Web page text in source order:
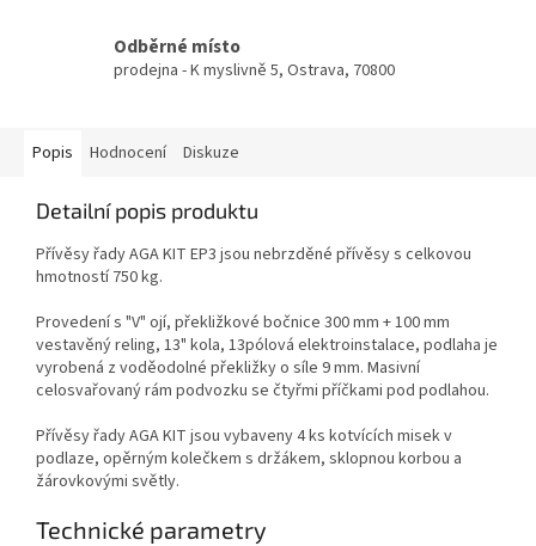
Odběrné místo
prodejna - K myslivně 5, Ostrava, 70800
Popis Hodnocení Diskuze
Detailní popis produktu
Přívěsy řady AGA KIT EP3 jsou nebrzděné přívěsy s celkovou
hmotností 750 kg.
Provedení s "V" ojí, překližkové bočnice 300 mm + 100 mm
vestavěný reling, 13" kola, 13pólová elektroinstalace, podlaha je
vyrobená z voděodolné překližky o síle 9 mm. Masivní
celosvařovaný rám podvozku se čtyřmi příčkami pod podlahou.
Přívěsy řady AGA KIT jsou vybaveny 4 ks kotvících misek v
podlaze, opěrným kolečkem s držákem, sklopnou korbou a
žárovkovými světly.
Technické parametry